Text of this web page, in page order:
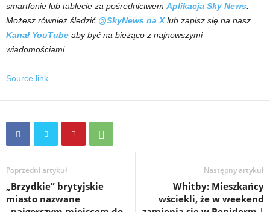
smartfonie lub tablecie za pośrednictwem Aplikacja Sky News
Możesz również śledzić @SkyNews na Xlub zapisz się na nasz
Kanał YouTube aby być na bieżąco z najnowszymi
wiadomościami.
Source link
Poprzedni artykuł
„Brzydkie” brytyjskie
miasto nazwane
Następny artykuł
Whitby: Mieszkańcy
wściekli, że w weekend